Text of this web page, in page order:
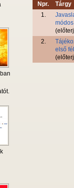
Npr.
Tárgy
1.
2.
első